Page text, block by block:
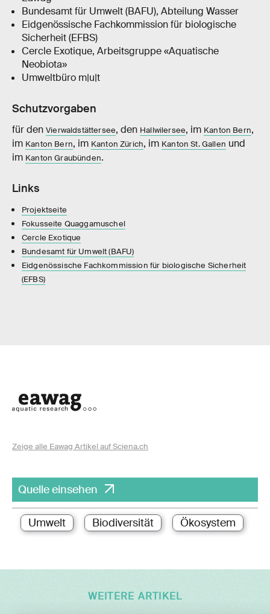
Bundesamt für Umwelt (BAFU), Abteilung Wasser
Eidgenössische Fachkommission für biologische
Sicherheit (EFBS)
Cercle Exotique, Arbeitsgruppe «Aquatische
Neobiota»
Umweltbüro m|u|t
Schutzvorgaben
für den Vierwaldstättersee, den Hallwilersee, im Kanton Bern,
im Kanton Bern, im Kanton Zürich, im Kanton St. Gallen und
im Kanton Graubünden.
Links
Projektseite
Fokusseite Quaggamuschel
Cercle Exotique
Bundesamt für Umwelt (BAFU)
Eidgenössische Fachkommission für biologische Sicherheit
(EFBS)
Zeige alle Eawag Artikel auf Sciena.ch
Quelle einsehen
Umwelt Biodiversität Ökosystem
WEITERE ARTIKEL